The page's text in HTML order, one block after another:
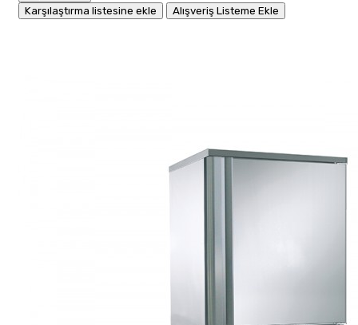
Karşılaştırma listesine ekle
Alışveriş Listeme Ekle